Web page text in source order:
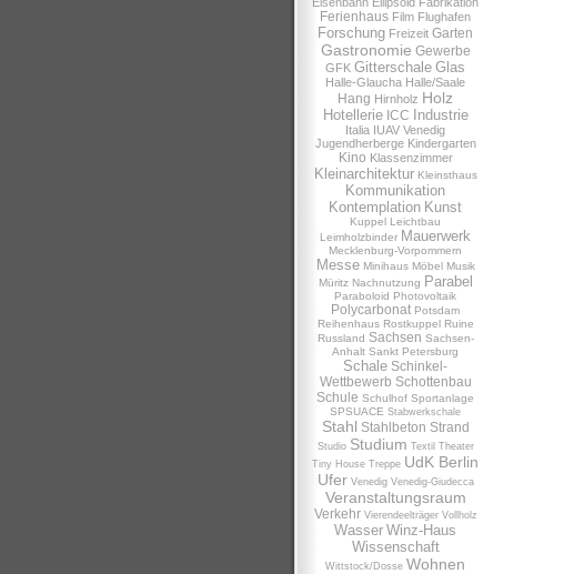
Ferienhaus Film Flughafen
Forschung Freizeit Garten
Gastronomie Gewerbe
GFK Gitterschale Glas
Halle-Glaucha Halle/Saale
Hang Hirnholz Holz
Hotellerie ICC Industrie
Italia IUAV Venedig
Jugendherberge Kindergarten
Kino Klassenzimmer
Kleinarchitektur Kleinsthaus
Kommunikation
Kontemplation Kunst
Kuppel Leichtbau
Leimholzbinder Mauerwerk
Mecklenburg-Vorpommern
Messe Minihaus Möbel Musik
Müritz Nachnutzung Parabel
Paraboloid Photovoltaik
Polycarbonat Potsdam
Reihenhaus Rostkuppel Ruine
Russland Sachsen Sachsen-
Anhalt Sankt Petersburg
Schale Schinkel-
Wettbewerb Schottenbau
Schule Schulhof Sportanlage
SPSUACE Stabwerkschale
Stahl Stahlbeton Strand
Studio Studium Textil Theater
Tiny House Treppe UdK Berlin
Ufer Venedig Venedig-Giudecca
Veranstaltungsraum
Verkehr Vierendeelträger Vollholz
Wasser Winz-Haus
Wissenschaft
Wittstock/Dosse Wohnen